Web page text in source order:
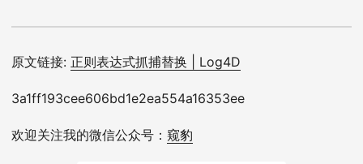
原文链接: 正则表达式抓捕替换 | Log4D
3a1ff193cee606bd1e2ea554a16353ee
欢迎关注我的微信公众号： 窥豹